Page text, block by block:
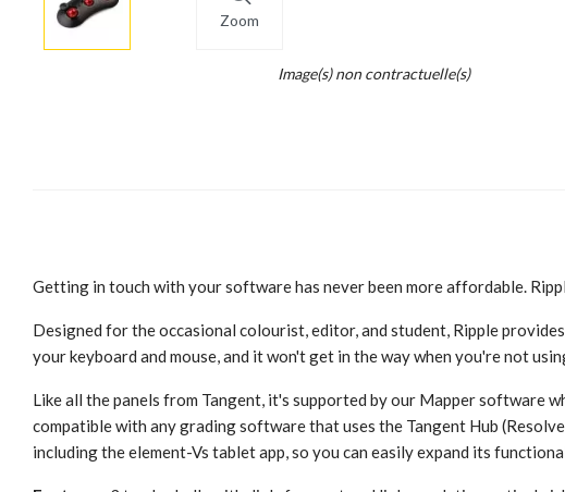
Zoom
Image(s) non contractuelle(s)
Getting in touch with your software has never been more affordable.
Designed for the occasional colourist, editor, and student, Ripple
your keyboard and mouse, and it won't get in the way when you're not
Like all the panels from Tangent, it's supported by our Mapper software
compatible with any grading software that uses the Tangent Hub
including the element-Vs tablet app, so you can easily expand its